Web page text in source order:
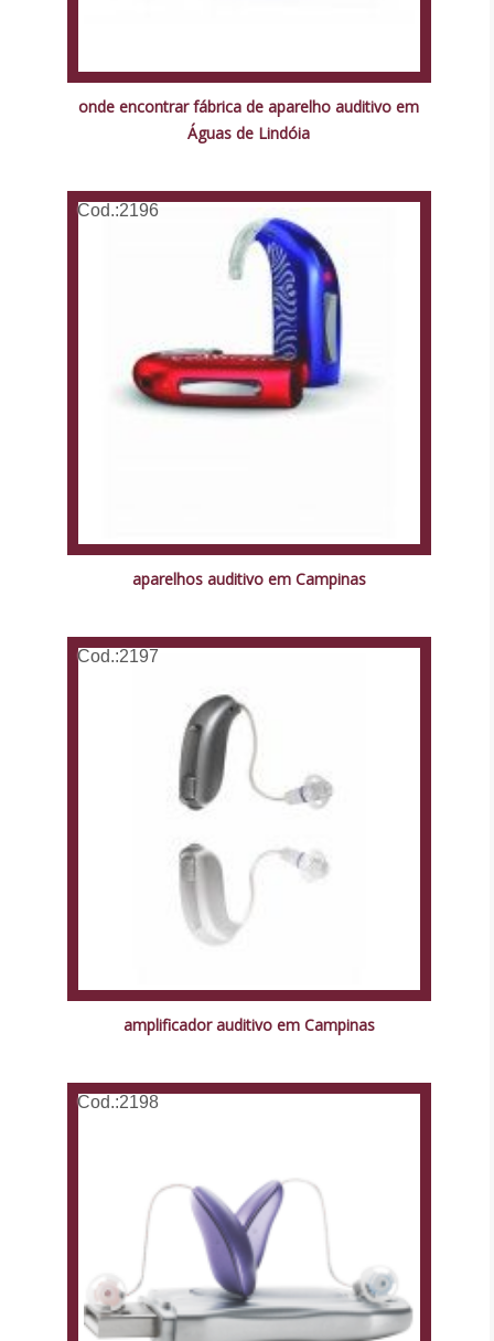
onde encontrar fábrica de aparelho auditivo em
Águas de Lindóia
Cod.:2196
aparelhos auditivo em Campinas
Cod.:2197
amplificador auditivo em Campinas
Cod.:2198